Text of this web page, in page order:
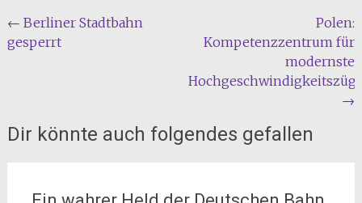
Beitragsnavigation
← Berliner Stadtbahn
gesperrt
Polen:
Kompetenzzentrum für
modernste
→
Dir könnte auch folgendes gefallen